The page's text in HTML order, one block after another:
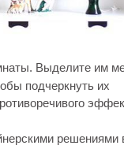
Выделите им
подчеркнуть их
решениями